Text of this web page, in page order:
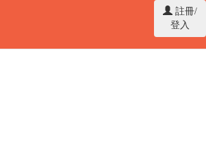
註冊/
登入